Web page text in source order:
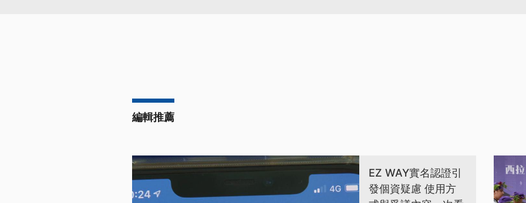
編輯推薦
EZ WAY實名認證引
發個資疑慮 使用方